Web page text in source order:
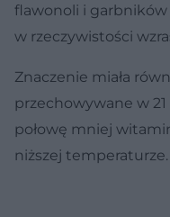
flawonoli i
w rzeczywistości
Znaczenie miała
przechowywane w
połowę mniej
niższej temperaturze.